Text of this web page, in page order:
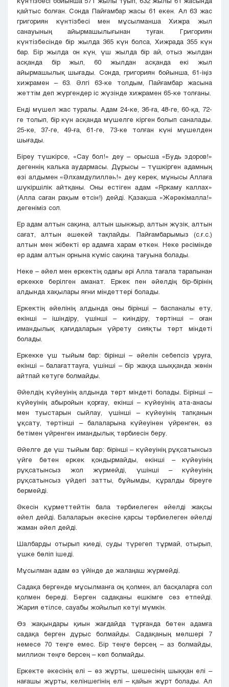
қайтыс болған. Сонда Пайғамбар жасы 61 екен. Ал 63 жас
григориян күнтізбесі мен мұсылманша Хижра жыл
санауының айырмашылығынан туған. Григориян
күнтізбесінде бір жылда 365 күн болса, Хижрада 355 күн
бар. Бір жылда он күн, үш жылда бір ай, отыз жылдан
асқанда бір жыл, 60 жылдан асқанда екі жыл
айырмашылық шығады. Сонда, григориян бойынша, 61-іңіз
хижрамен – 63. Әлгі 63-ке толдым, Пайғамбар жасына
жеттім деп жүргендер іс жүзінде хижрамен 65-ке толғаны.
Енді мүшел жас туралы. Адам 24-ке, 36-ға, 48-ге, 60-қа, 72-
ге толып, бір күн асқанда мүшелге кірген болып саналады.
25-ке, 37-ге, 49-ға, 61-ге, 73-ке толған күні мүшелден
шығады.
Біреу түшкірсе, «Сау бол!» деу – орысша «Будь здоров!»
дегеннің калька аудармасы. Дұрысы – түшкірген адамның
өзі алдымен «Әлхамдулилләһ!» деу керек, мұнысы Аллаға
шүкіршілік айтқаны. Оны естіген адам «Яркаму каллах»
(Алла саған рақым етсін!) дейді. Қазақша «Жәрәкімалла!»
дегеніміз сол.
Ер адам алтын сақина, алтын шынжыр, алтын жүзік, алтын
сағат, алтын әшекей тақпайды. Пайғамбарымыз (с.ғ.с.)
алтын мен жібекті ер адамға харам еткен. Неке рәсімінде
ер адам алтын орнына күміс сақина тағуына болады.
Неке – әйел мен еркектің одағы әрі Алла тағала тарапынан
еркекке берілген аманат. Еркек пен әйелдің бір-бірінің
алдында хақылары яғни міндеттері болады.
Еркектің әйелінің алдында оны бірінші – баспаналы ету,
екінші – ішіндіру, үшінші – киіндіру, төртінші – оған
имандылық қағидаларын үйрету сияқты төрт міндеті
болады.
Еркекке үш тыйым бар: бірінші – әйелін себепсіз ұруға,
екінші – балағаттауға, үшінші – бір жаққа шыққанда жөнін
айтпай кетуге болмайды.
Әйелдің күйеуінің алдында төрт міндеті болады. Бірінші –
күйеуінің абыройын қорғау, екінші – күйеуінің ата-анасы
мен туыстарын сыйлау, үшінші – күйеуінің тапқанын
ұқсату, төртінші – балаларына күйеуінен үйренген, өз
бетімен үйренген имандылық тәрбиесін беру.
Әйелге де үш тыйым бар: бірінші – күйеуінің рұқсатынсыз
үйге бөтен еркек қондырмайды, екінші – күйеуінің
рұқсатынсыз жол жүрмейді, үшінші – күйеуінің
рұқсатынсыз үйдегі затты, бұйымды, құралды біреуге
бермейді.
Әкесін құрметтейтін бала тәрбиелеген әйелді жақсы
әйел дейді. Балаларын әкесіне қарсы тәрбиелеген әйелді
жаман әйел дейді.
Шалбарды отырып киеді, суды түрегеп тұрмай, отырып,
үшке бөліп ішеді.
Мұсылман адам өз үйінде де жалаңаш жүрмейді.
Садақа бергенде мұсылманға оң қолмен, ал басқаларға сол
қолмен береді. Берген садақаны ешкімге сөз етпейді.
Жария етілсе, сауабы жойылып кетуі мүмкін.
Өз жақындары қиын жағдайда тұрғанда бөтен адамға
садақа берген дұрыс болмайды. Садақаның мөлшері 7
немесе 70 теңге емес. Бір теңге берсең – аз болмайды,
миллион теңге берсең – көп болмайды.
Еркекте әкесінің елі – өз жұрты, шешесінің шыққан елі –
нағашы жұрты, келіншегінің елі – қайын жұрт болады. Ал